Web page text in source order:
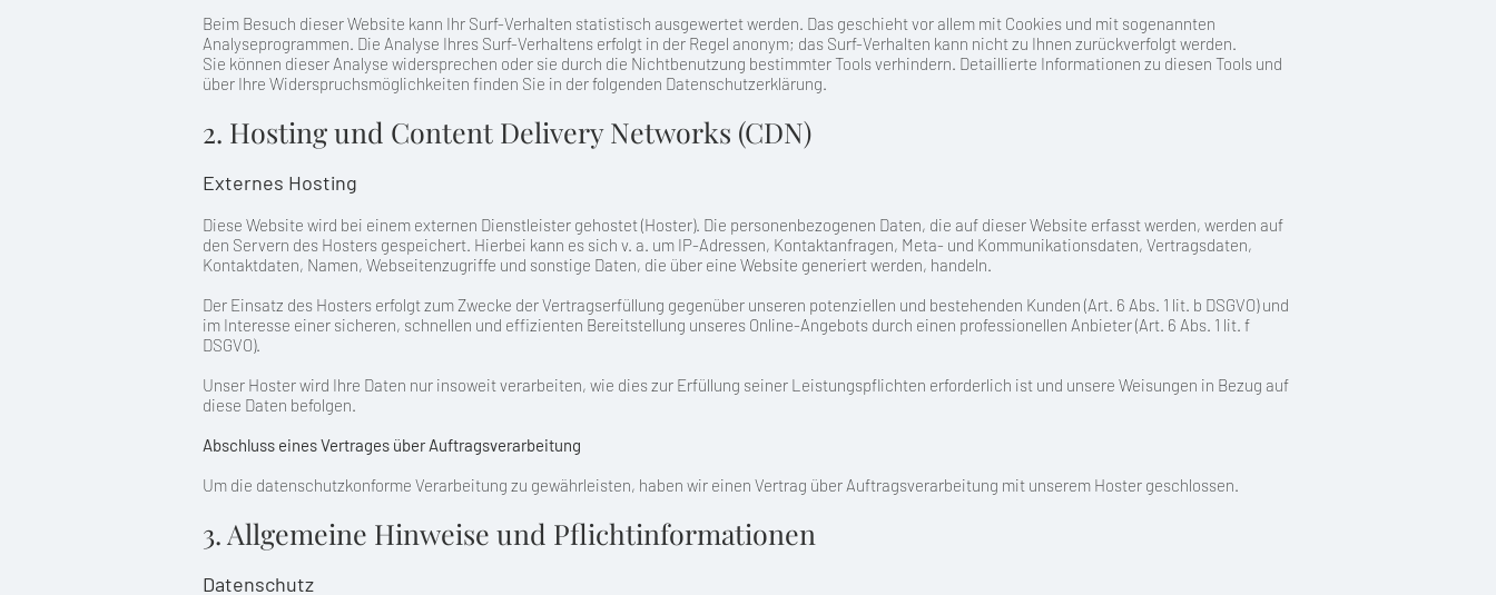
Beim Besuch dieser Website kann Ihr Surf-Verhalten statistisch ausgewertet werden. Das geschieht vor allem mit Cookies und mit sogenannten
Analyseprogrammen. Die Analyse Ihres Surf-Verhaltens erfolgt in der Regel anonym; das Surf-Verhalten kann nicht zu Ihnen zurückverfolgt werden.
Sie können dieser Analyse widersprechen oder sie durch die Nichtbenutzung bestimmter Tools verhindern. Detaillierte Informationen zu diesen Tools und
über Ihre Widerspruchsmöglichkeiten finden Sie in der folgenden Datenschutzerklärung.
2. Hosting und Content Delivery Networks (CDN)
Externes Hosting
Diese Website wird bei einem externen Dienstleister gehostet (Hoster). Die personenbezogenen Daten, die auf dieser Website erfasst werden, werden auf
den Servern des Hosters gespeichert. Hierbei kann es sich v. a. um IP-Adressen, Kontaktanfragen, Meta- und Kommunikationsdaten, Vertragsdaten,
Kontaktdaten, Namen, Webseitenzugriffe und sonstige Daten, die über eine Website generiert werden, handeln.
Der Einsatz des Hosters erfolgt zum Zwecke der Vertragserfüllung gegenüber unseren potenziellen und bestehenden Kunden (Art. 6 Abs. 1 lit. b DSGVO) und
im Interesse einer sicheren, schnellen und effizienten Bereitstellung unseres Online-Angebots durch einen professionellen Anbieter (Art. 6 Abs. 1 lit. f
DSGVO).
Unser Hoster wird Ihre Daten nur insoweit verarbeiten, wie dies zur Erfüllung seiner Leistungspflichten erforderlich ist und unsere Weisungen in Bezug auf
diese Daten befolgen.
Abschluss eines Vertrages über Auftragsverarbeitung
Um die datenschutzkonforme Verarbeitung zu gewährleisten, haben wir einen Vertrag über Auftragsverarbeitung mit unserem Hoster geschlossen.
3. Allgemeine Hinweise und Pflichtinformationen
Datenschutz